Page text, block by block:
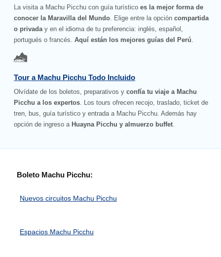
La visita a Machu Picchu con guía turístico es la mejor forma de
conocer la Maravilla del Mundo . Elige entre la opcióncompartida
o privada y en el idioma de tu preferencia: inglés, español,
portugués o francés.Aquí están los mejores guías del Perú
Tour a Machu Picchu Todo Incluido
Olvídate de los boletos, preparativos yconfía tu viaje a Machu
Picchu a los expertos . Los tours ofrecen recojo, traslado, ticket de
tren, bus, guía turístico y entrada a Machu Picchu. Además hay
opción de ingreso a Huayna Picchu y almuerzo buffet
Boleto Machu Picchu:
Nuevos circuitos Machu Picchu
Espacios Machu Picchu